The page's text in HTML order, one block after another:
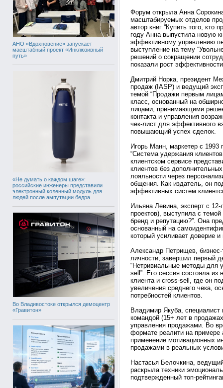
АНО «Вдохновение» запускает
масштабный проект «Инклюзивный
путь»
«Не думать о каждом шаге»:
российские инженеры представили
электронный коленный модуль для
людей после ампутации бедра
Во Владивостоке открылся демоцентр
«Гравитон»
Форум открыла Анна
масштабируемых отделов
автор книг “Купить того, кто
году Анна выпустила новую
эффективному управлению
выступление на тему
решений о сокращении
показали рост
Дмитрий Норка, президент
продаж (IASP) и ведущий
темой “Продажи первым
класс, основанный на
лицами, принимающими
контакта и управления
чек-лист для эффективного
повышающий успех сделок.
Игорь Манн, маркетер с 1993
“Система удержания
клиентском сервисе
клиентов без
лояльности через
общения. Как издатель, он
эффективных систем
Ильяна Левина, эксперт с
проектов), выступила с
бренд и репутацию?”. Она
основанный на
который усиливает доверие
Александр Петрищев,
личности, завершил первый
“Нетривиальные методы для
sell”. Его сессия состояла из
клиента и cross-sell, где он
увеличения среднего чека,
потребностей клиентов.
Владимир Якуба,
командой (15+ лет в
управления продажами. Во
формате реалити на примере
применение мотивационных
продажами в реальных
Настасья Белочкина,
раскрыла техники
подтвержденный топ-